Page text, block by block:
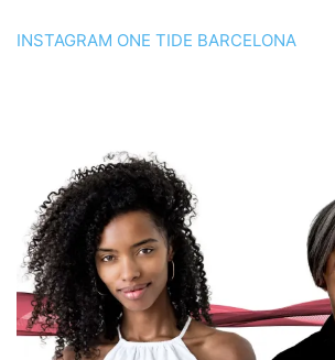
INSTAGRAM ONE TIDE BARCELONA